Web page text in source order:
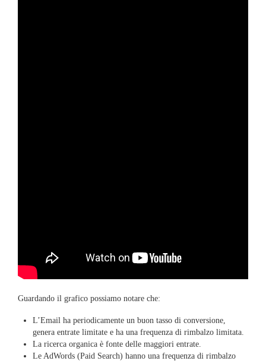
Guardando il grafico possiamo notare che:
L’Email ha periodicamente un buon tasso di conversione,
genera entrate limitate e ha una frequenza di rimbalzo limitata.
La ricerca organica è fonte delle maggiori entrate.
Le AdWords (Paid Search) hanno una frequenza di rimbalzo